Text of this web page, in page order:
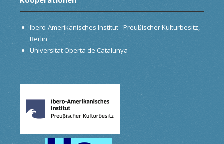
Ibero-Amerikanisches Institut - Preußischer Kulturbesitz,
Berlin
Universitat Oberta de Catalunya